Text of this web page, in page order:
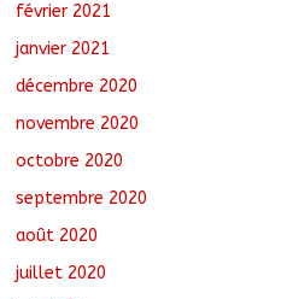
février 2021
janvier 2021
décembre 2020
novembre 2020
octobre 2020
septembre 2020
août 2020
juillet 2020